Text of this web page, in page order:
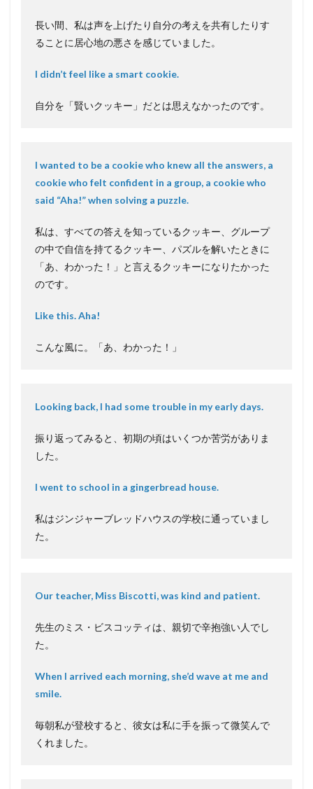
長い間、私は声を上げたり自分の考えを共有したりす
ることに居心地の悪さを感じていました。
I didn’t feel like a smart cookie.
自分を「賢いクッキー」だとは思えなかったのです。
I wanted to be a cookie who knew all the answers, a
cookie who felt confident in a group, a cookie who
said “Aha!” when solving a puzzle.
私は、すべての答えを知っているクッキー、グループ
の中で自信を持てるクッキー、パズルを解いたときに
「あ、わかった！」と言えるクッキーになりたかった
のです。
Like this. Aha!
こんな風に。「あ、わかった！」
Looking back, I had some trouble in my early days.
振り返ってみると、初期の頃はいくつか苦労がありま
した。
I went to school in a gingerbread house.
私はジンジャーブレッドハウスの学校に通っていまし
た。
Our teacher, Miss Biscotti, was kind and patient.
先生のミス・ビスコッティは、親切で辛抱強い人でし
た。
When I arrived each morning, she’d wave at me and
smile.
毎朝私が登校すると、彼女は私に手を振って微笑んで
くれました。